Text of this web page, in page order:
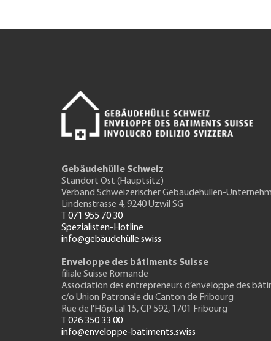
Gebäudehülle Schweiz
Standort Ost (Hauptsitz)
Verband Schweizerischer Gebäudehüllen-
Lindenstrasse 4, 9240 Uzwil SG
T 071 955 70 30
Spezialisten-Hotline
info@gebäudehülle.swiss
Enveloppe des bâtiments Suisse
filiale Suisse Romande
Association des entrepreneurs d’enveloppe des
c/o Union Patronale du Canton de Fribourg
Rue de l'Hôpital 15, CP 592, 1701 Fribourg
T 026 350 33 00
info@enveloppe-batiments.swiss